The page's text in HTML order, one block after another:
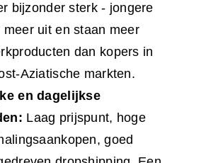
bijzonder sterk - jongere
uit en staan meer
dan kopers in
Aziatische markten.
en dagelijkse
Laag prijspunt, hoge
goed